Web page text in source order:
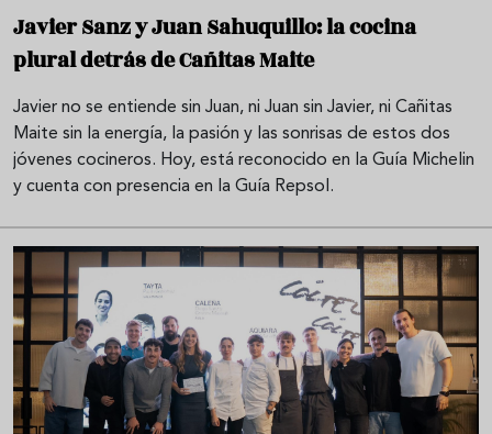
Javier Sanz y Juan Sahuquillo: la cocina
plural detrás de Cañitas Maite
Javier no se entiende sin Juan, ni Juan sin Javier, ni Cañitas
Maite sin la energía, la pasión y las sonrisas de estos dos
jóvenes cocineros. Hoy, está reconocido en la Guía Michelin
y cuenta con presencia en la Guía Repsol.